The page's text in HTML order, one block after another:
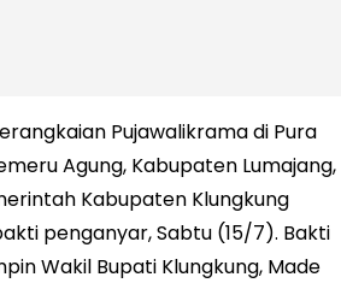
Pujawalikrama di Pura
Agung, Kabupaten Lumajang,
Kabupaten Klungkung
penganyar, Sabtu (15/7). Bakti
Wakil Bupati Klungkung, Made